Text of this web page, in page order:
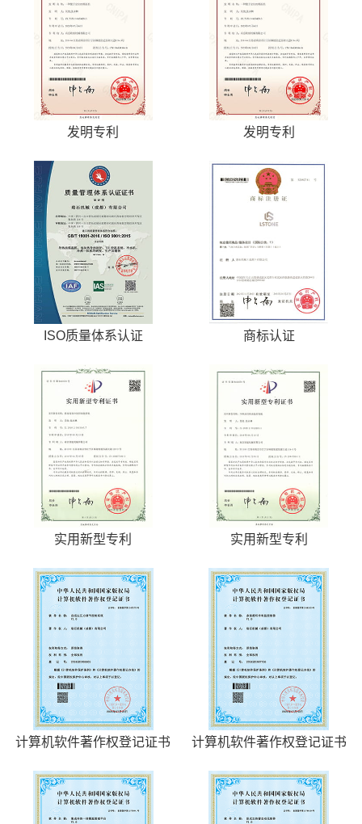
发明专利 发明专利
ISO质量体系认证 商标认证
实用新型专利 实用新型专利
计算机软件著作权登记证书 计算机软件著作权登记证书